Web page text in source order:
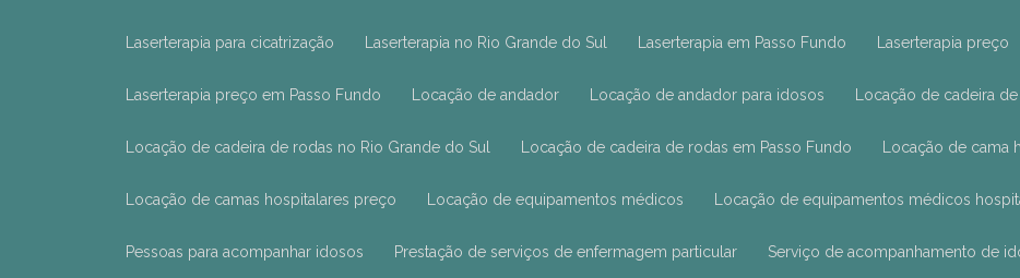
Laserterapia para cicatrização Laserterapia no Rio Grande do Sul Laserterapia em Passo Fundo Laserterapia preço
Laserterapia preço em Passo Fundo Locação de andador Locação de andador para idosos Locação de cadeira
Locação de cadeira de rodas no Rio Grande do Sul Locação de cadeira de rodas em Passo Fundo Locação de cama
Locação de camas hospitalares preço Locação de equipamentos médicos Locação de equipamentos médicos
Pessoas para acompanhar idosos Prestação de serviços de enfermagem particular Serviço de acompanhamento de